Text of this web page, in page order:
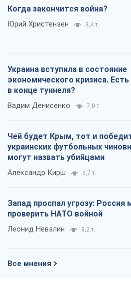
Когда закончится война?
Юрий Христензен 8,4 т.
Украина вступила в состояние
экономического кризиса. Есть
в конце туннеля?
Вадим Денисенко 7,0 т.
Чей будет Крым, тот и
украинских футбольных
могут назвать убийцами
Александр Кирш 6,7 т.
Запад проспал угрозу: Россия
проверить НАТО войной
Леонид Невзлин 8,2 т.
Все мнения